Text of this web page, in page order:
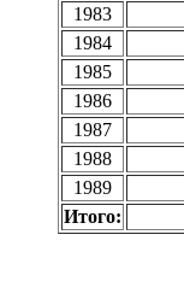
1983
1984
1985
1986
1987
1988
1989
Итого: